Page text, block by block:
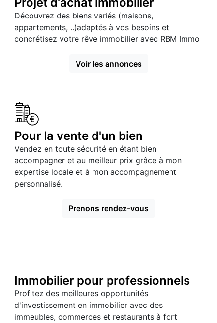
Découvrez des biens variés (maisons,
appartements, ..)adaptés à vos besoins et
concrétisez votre rêve immobilier avec RBM Immo
Voir les annonces
Pour la vente d'un bien
Vendez en toute sécurité en étant bien
accompagner et au meilleur prix grâce à mon
expertise locale et à mon accompagnement
personnalisé.
Prenons rendez-vous
Immobilier pour professionnels
Profitez des meilleures opportunités
d'investissement en immobilier avec des
immeubles, commerces et restaurants à fort